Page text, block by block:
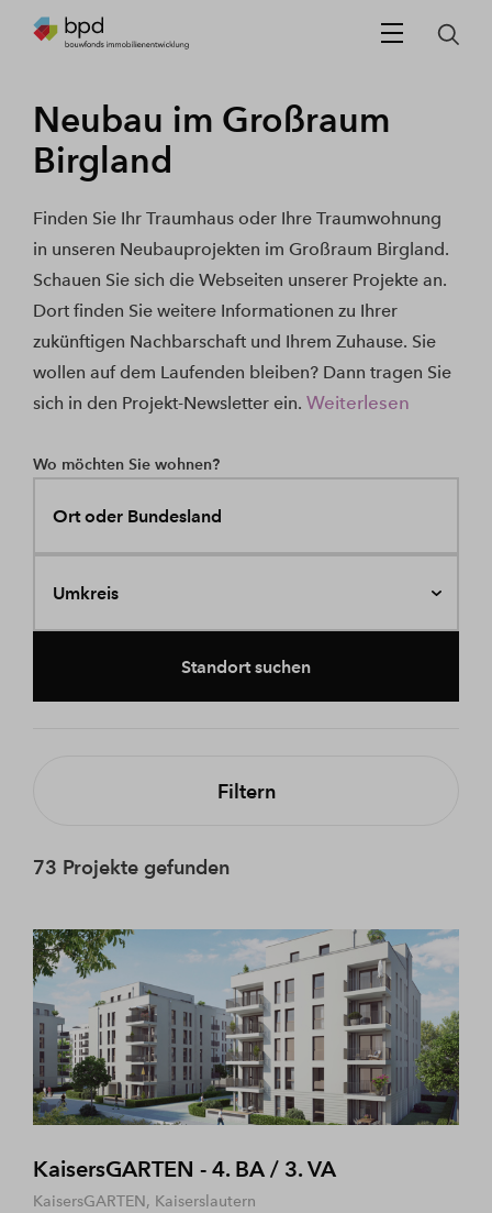
Neubau im Großraum
Birgland
Finden Sie Ihr Traumhaus oder Ihre Traumwohnung
in unseren Neubauprojekten im Großraum Birgland.
Schauen Sie sich die Webseiten unserer Projekte an.
Dort finden Sie weitere Informationen zu Ihrer
zukünftigen Nachbarschaft und Ihrem Zuhause. Sie
wollen auf dem Laufenden bleiben? Dann tragen Sie
sich in den Projekt-Newsletter ein. Weiterlesen
Wo möchten Sie wohnen?
Ort oder Bundesland
Umkreis
Standort suchen
Filtern
73 Projekte gefunden
KaisersGARTEN - 4. BA / 3. VA
KaisersGARTEN, Kaiserslautern